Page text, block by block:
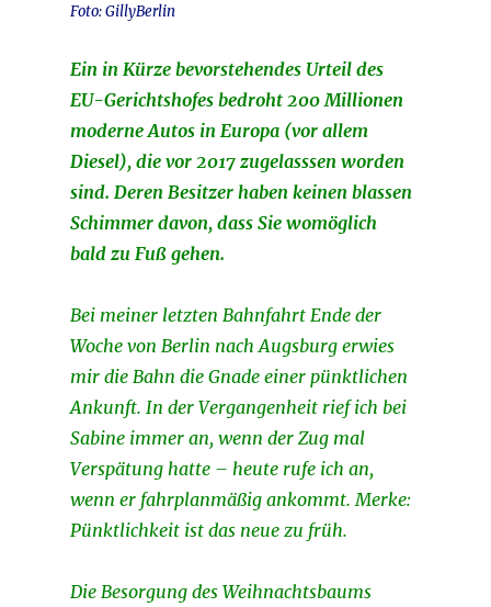
Foto: GillyBerlin
Ein in Kürze bevorstehendes Urteil des
EU-Gerichtshofes bedroht 200 Millionen
moderne Autos in Europa (vor allem
Diesel), die vor 2017 zugelasssen worden
sind. Deren Besitzer haben keinen blassen
Schimmer davon, dass Sie womöglich
bald zu Fuß gehen.
Bei meiner letzten Bahnfahrt Ende der
Woche von Berlin nach Augsburg erwies
mir die Bahn die Gnade einer pünktlichen
Ankunft. In der Vergangenheit rief ich bei
Sabine immer an, wenn der Zug mal
Verspätung hatte – heute rufe ich an,
wenn er fahrplanmäßig ankommt. Merke:
Pünktlichkeit ist das neue zu früh.
Die Besorgung des Weihnachtsbaums